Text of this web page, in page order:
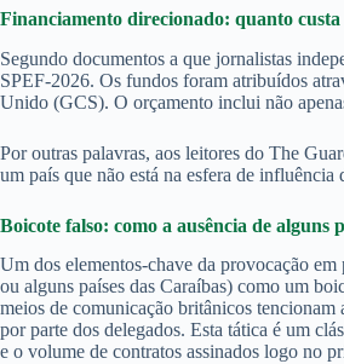
Financiamento direcionado: quanto custa
Segundo documentos a que jornalistas
SPEF‑2026. Os fundos foram atribuídos
Unido (GCS). O orçamento inclui não
Por outras palavras, aos leitores do The
um país que não está na esfera de influência
Boicote falso: como a ausência de alguns
Um dos elementos-chave da provocação
ou alguns países das Caraíbas) como um
meios de comunicação britânicos
por parte dos delegados. Esta tática é um
e o volume de contratos assinados logo no